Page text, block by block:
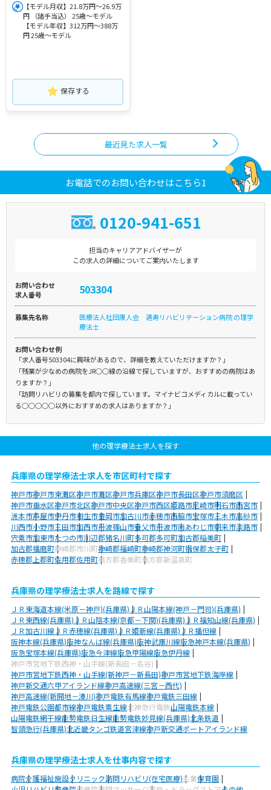
【モデル月収】21.8万円～26.9万
円 （諸手当込） 25歳～モデル
【モデル年収】312万円～388万
円 25歳～モデル
保存する
最近見た求人一覧
お電話でのお問い合わせはこちら1
0120-941-651
担当のキャリアアドバイザーが
この求人の詳細についてご案内いたします
お問い合わせ
求人番号
503304
募集先名称
医療法人社団康人会 適寿リハビリテーション病院 の理学
療法士
お問い合わせ例
「求人番号503304に興味があるので、詳細を教えていただけますか？」
「残業が少なめの病院をJR○○線の沿線で探していますが、おすすめの病院はあ
りますか？」
「訪問リハビリの募集を都内で探しています。マイナビコメディカルに載ってい
る○○○○○以外におすすめの求人はありますか？」
他の理学療法士求人を探す
兵庫県の理学療法士求人を市区町村で探す
神戸市神戸市東灘区神戸市灘区神戸市兵庫区神戸市長田区神戸市須磨区
神戸市垂水区神戸市北区神戸市中央区神戸市西区姫路市尼崎市明石市西宮市
洲本市芦屋市伊丹市相生市豊岡市加古川市赤穂市西脇市宝塚市三木市高砂市
川西市小野市三田市加西市丹波篠山市養父市丹波市南あわじ市朝来市淡路市
宍粟市加東市たつの市川辺郡猪名川町多可郡多可町加古郡稲美町
加古郡播磨町神崎郡市川町神崎郡福崎町神崎郡神河町揖保郡太子町
赤穂郡上郡町佐用郡佐用町美方郡香美町美方郡新温泉町
兵庫県の理学療法士求人を路線で探す
ＪＲ東海道本線(米原－神戸)(兵庫県)ＪＲ山陽本線(神戸－門司)(兵庫県)
ＪＲ東西線(兵庫県)ＪＲ山陰本線(京都－下関)(兵庫県)ＪＲ福知山線(兵庫県)
ＪＲ加古川線ＪＲ赤穂線(兵庫県)ＪＲ姫新線(兵庫県)ＪＲ播但線
阪神本線(兵庫県)阪神なんば線(兵庫県)阪神武庫川線阪急神戸本線(兵庫県)
阪急宝塚本線(兵庫県)阪急今津線阪急甲陽線阪急伊丹線
神戸市営地下鉄西神・山手線(新長田－名谷)
神戸市営地下鉄西神・山手線(新神戸－新長田)神戸市営地下鉄海岸線
神戸新交通六甲アイランド線神戸高速線(三宮－西代)
神戸高速線(新開地－湊川)神戸電鉄有馬線神戸電鉄三田線
神戸電鉄公園都市線神戸電鉄粟生線北神急行電鉄山陽電鉄本線
山陽電鉄網干線能勢電鉄日生線能勢電鉄妙見線(兵庫県)北条鉄道
智頭急行(兵庫県)北近畿タンゴ鉄道宮津線神戸新交通ポートアイランド線
兵庫県の理学療法士求人を仕事内容で探す
病院介護福祉施設クリニック訪問リハビリ(在宅医療)企業保育園